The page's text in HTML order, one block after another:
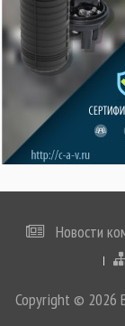
Новости
Copyright © 2026